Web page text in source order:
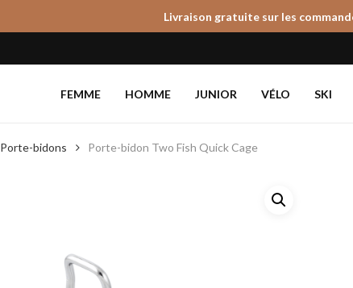
Livraison gratuite sur les
FEMME HOMME JUNIOR VÉLO SKI
Porte-bidons Porte-bidon Two Fish Quick Cage